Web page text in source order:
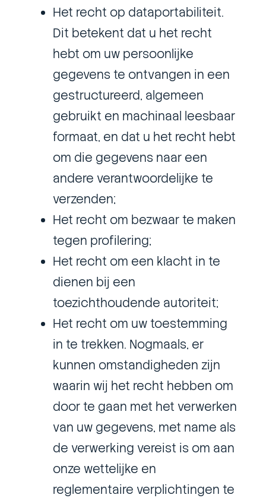
Het recht op dataportabiliteit.
Dit betekent dat u het recht
hebt om uw persoonlijke
gegevens te ontvangen in een
gestructureerd, algemeen
gebruikt en machinaal leesbaar
formaat, en dat u het recht hebt
om die gegevens naar een
andere verantwoordelijke te
verzenden;
Het recht om bezwaar te maken
tegen profilering;
Het recht om een ​​klacht in te
dienen bij een
toezichthoudende autoriteit;
Het recht om uw toestemming
in te trekken. Nogmaals, er
kunnen omstandigheden zijn
waarin wij het recht hebben om
door te gaan met het verwerken
van uw gegevens, met name als
de verwerking vereist is om aan
onze wettelijke en
reglementaire verplichtingen te